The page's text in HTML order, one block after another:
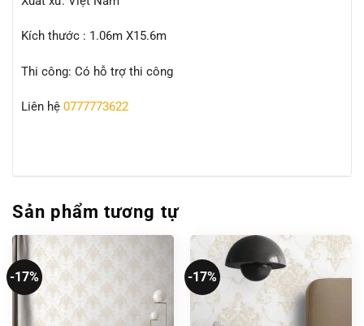
Kích thước : 1.06m X15.6m
Thi công: Có hỗ trợ thi công
Liên hệ 0777773622
Sản phẩm tương tự
-17% -17%